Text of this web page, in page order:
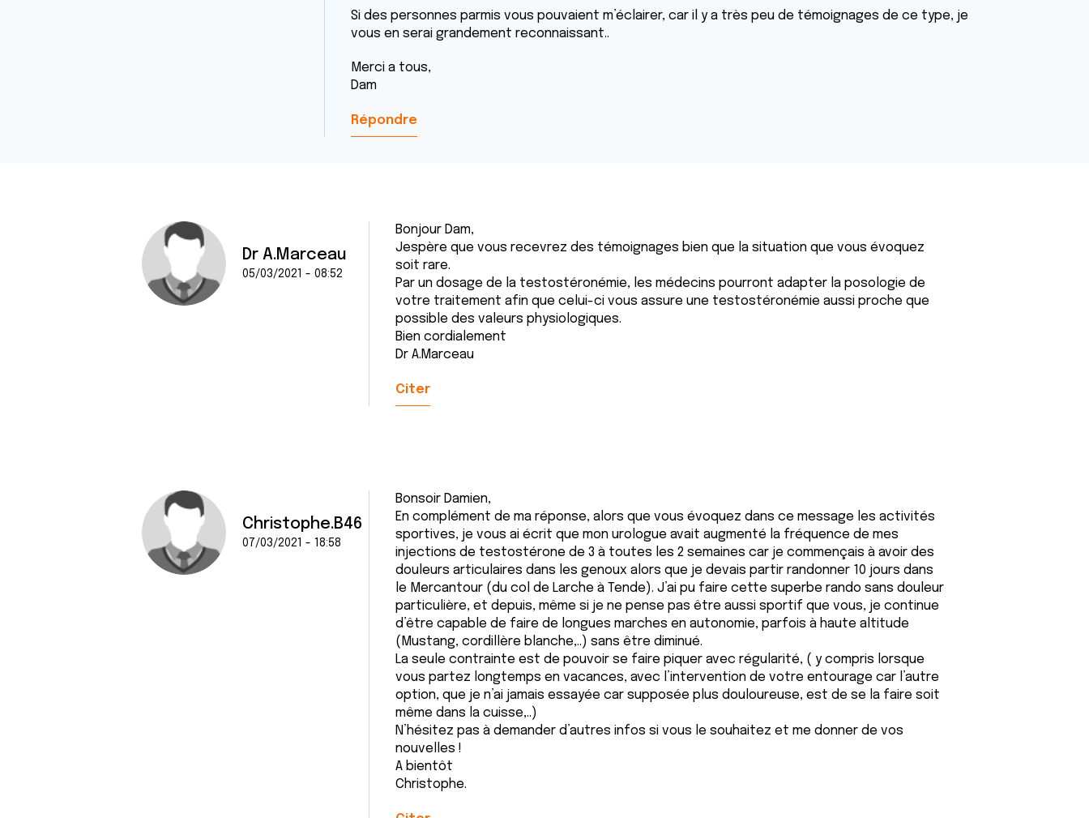
Si des personnes parmis vous pouvaient m’éclairer, car il y a très peu de témoignages de ce type, je
vous en serai grandement reconnaissant..
Merci a tous,
Dam
Répondre
Dr A.Marceau
05/03/2021 - 08:52
Bonjour Dam,
Jespère que vous recevrez des témoignages bien que la situation que vous évoquez
soit rare.
Par un dosage de la testostéronémie, les médecins pourront adapter la posologie de
votre traitement afin que celui-ci vous assure une testostéronémie aussi proche que
possible des valeurs physiologiques.
Bien cordialement
Dr A.Marceau
Citer
Christophe.B46
07/03/2021 - 18:58
Bonsoir Damien,
En complément de ma réponse, alors que vous évoquez dans ce message les activités
sportives, je vous ai écrit que mon urologue avait augmenté la fréquence de mes
injections de testostérone de 3 à toutes les 2 semaines car je commençais à avoir des
douleurs articulaires dans les genoux alors que je devais partir randonner 10 jours dans
le Mercantour (du col de Larche à Tende). J’ai pu faire cette superbe rando sans douleur
particulière, et depuis, même si je ne pense pas être aussi sportif que vous, je continue
d’être capable de faire de longues marches en autonomie, parfois à haute altitude
(Mustang, cordillère blanche,..) sans être diminué.
La seule contrainte est de pouvoir se faire piquer avec régularité, ( y compris lorsque
vous partez longtemps en vacances, avec l’intervention de votre entourage car l’autre
option, que je n’ai jamais essayée car supposée plus douloureuse, est de se la faire soit
même dans la cuisse,..)
N’hésitez pas à demander d’autres infos si vous le souhaitez et me donner de vos
nouvelles !
A bientôt
Christophe.